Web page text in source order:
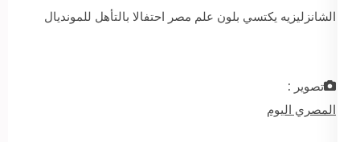
الشانزليزيه يكتسي بلون علم مصر احتفالا بالتأهل للمونديال
تصوير :
المصري اليوم